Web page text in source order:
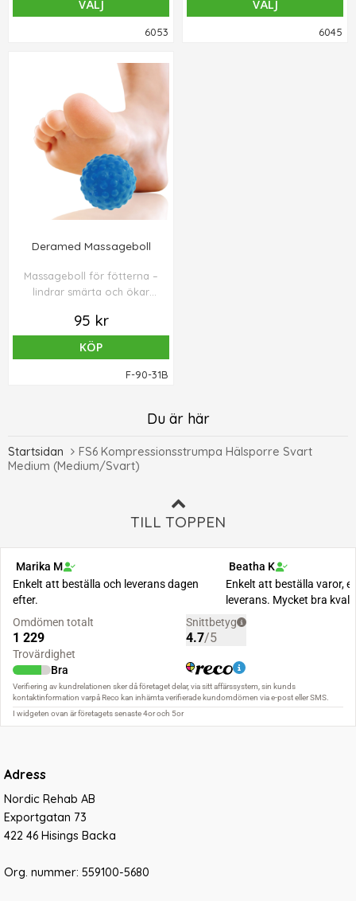
VÄLJ
6053
Förpackningen innehåller 1
st tejprulle 3,8 cm x 13,7 m.
VÄLJ
6045
Deramed Massageboll
Massageboll för fötterna –
lindrar smärta och ökar
95 kr
KÖP
F-90-31B
Du är här
Startsidan
FS6 Kompressionsstrumpa Hälsporre Svart
Medium (Medium/Svart)
TILL TOPPEN
Adress
Nordic Rehab AB
Exportgatan 73
422 46 Hisings Backa
Org. nummer: 559100-5680